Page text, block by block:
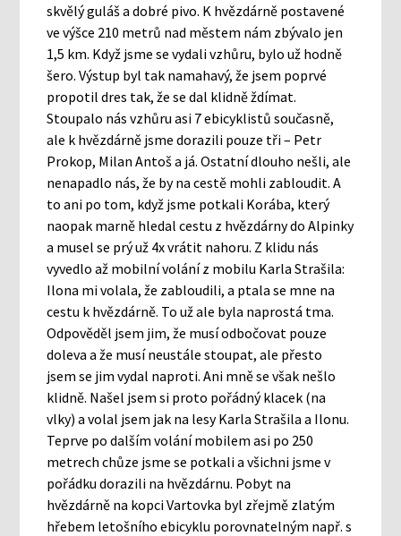
skvělý guláš a dobré pivo. K hvězdárně postavené
ve výšce 210 metrů nad městem nám zbývalo jen
1,5 km. Když jsme se vydali vzhůru, bylo už hodně
šero. Výstup byl tak namahavý, že jsem poprvé
propotil dres tak, že se dal klidně ždímat.
Stoupalo nás vzhůru asi 7 ebicyklistů současně,
ale k hvězdárně jsme dorazili pouze tři – Petr
Prokop, Milan Antoš a já. Ostatní dlouho nešli, ale
nenapadlo nás, že by na cestě mohli zabloudit. A
to ani po tom, když jsme potkali Korába, který
naopak marně hledal cestu z hvězdárny do Alpinky
a musel se prý už 4x vrátit nahoru. Z klidu nás
vyvedlo až mobilní volání z mobilu Karla Strašila:
Ilona mi volala, že zabloudili, a ptala se mne na
cestu k hvězdárně. To už ale byla naprostá tma.
Odpověděl jsem jim, že musí odbočovat pouze
doleva a že musí neustále stoupat, ale přesto
jsem se jim vydal naproti. Ani mně se však nešlo
klidně. Našel jsem si proto pořádný klacek (na
vlky) a volal jsem jak na lesy Karla Strašila a Ilonu.
Teprve po dalším volání mobilem asi po 250
metrech chůze jsme se potkali a všichni jsme v
pořádku dorazili na hvězdárnu. Pobyt na
hvězdárně na kopci Vartovka byl zřejmě zlatým
hřebem letošního ebicyklu porovnatelným např. s